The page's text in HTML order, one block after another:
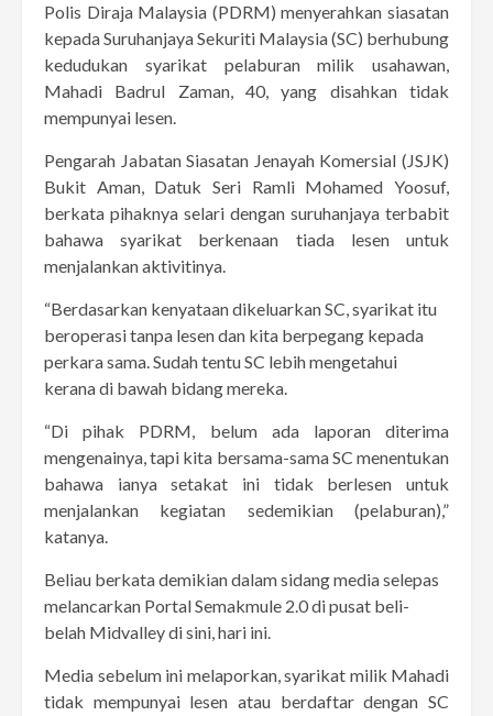
Polis Diraja Malaysia (PDRM) menyerahkan siasatan
kepada Suruhanjaya Sekuriti Malaysia (SC) berhubung
kedudukan syarikat pelaburan milik usahawan,
Mahadi Badrul Zaman, 40, yang disahkan tidak
mempunyai lesen.
Pengarah Jabatan Siasatan Jenayah Komersial (JSJK)
Bukit Aman, Datuk Seri Ramli Mohamed Yoosuf,
berkata pihaknya selari dengan suruhanjaya terbabit
bahawa syarikat berkenaan tiada lesen untuk
menjalankan aktivitinya.
“Berdasarkan kenyataan dikeluarkan SC, syarikat itu
beroperasi tanpa lesen dan kita berpegang kepada
perkara sama. Sudah tentu SC lebih mengetahui
kerana di bawah bidang mereka.
“Di pihak PDRM, belum ada laporan diterima
mengenainya, tapi kita bersama-sama SC menentukan
bahawa ianya setakat ini tidak berlesen untuk
menjalankan kegiatan sedemikian (pelaburan),”
katanya.
Beliau berkata demikian dalam sidang media selepas
melancarkan Portal Semakmule 2.0 di pusat beli-
belah Midvalley di sini, hari ini.
Media sebelum ini melaporkan, syarikat milik Mahadi
tidak mempunyai lesen atau berdaftar dengan SC